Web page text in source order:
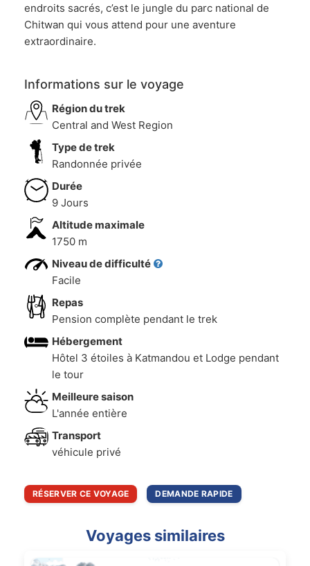
endroits sacrés, c’est le jungle du parc national de
Chitwan qui vous attend pour une aventure
extraordinaire.
Informations sur le voyage
Région du trek
Central and West Region
Type de trek
Randonnée privée
Durée
9 Jours
Altitude maximale
1750 m
Niveau de difficulté
Facile
Repas
Pension complète pendant le trek
Hébergement
Hôtel 3 étoiles à Katmandou et Lodge pendant
le tour
Meilleure saison
L'année entière
Transport
véhicule privé
RÉSERVER CE VOYAGE DEMANDE RAPIDE
Voyages similaires